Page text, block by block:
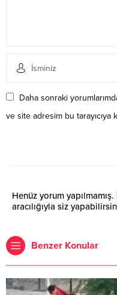
Daha sonraki
ve site adresim bu tarayıcıya
Henüz yorum
aracılığıyla siz
Benzer Konular